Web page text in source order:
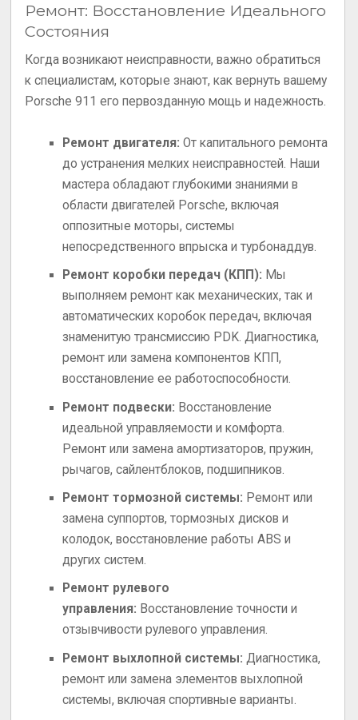
Ремонт: Восстановление Идеального
Состояния
Когда возникают неисправности, важно обратиться
к специалистам, которые знают, как вернуть вашему
Porsche 911 его первозданную мощь и надежность.
Ремонт двигателя: От капитального ремонта
до устранения мелких неисправностей. Наши
мастера обладают глубокими знаниями в
области двигателей Porsche, включая
оппозитные моторы, системы
непосредственного впрыска и турбонаддув.
Ремонт коробки передач (КПП): Мы
выполняем ремонт как механических, так и
автоматических коробок передач, включая
знаменитую трансмиссию PDK. Диагностика,
ремонт или замена компонентов КПП,
восстановление ее работоспособности.
Ремонт подвески: Восстановление
идеальной управляемости и комфорта.
Ремонт или замена амортизаторов, пружин,
рычагов, сайлентблоков, подшипников.
Ремонт тормозной системы: Ремонт или
замена суппортов, тормозных дисков и
колодок, восстановление работы ABS и
других систем.
Ремонт рулевого
управления: Восстановление точности и
отзывчивости рулевого управления.
Ремонт выхлопной системы: Диагностика,
ремонт или замена элементов выхлопной
системы, включая спортивные варианты.